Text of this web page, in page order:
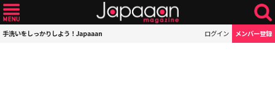
手洗いをしっかりしよう！Japaaan ログイン メンバー登録